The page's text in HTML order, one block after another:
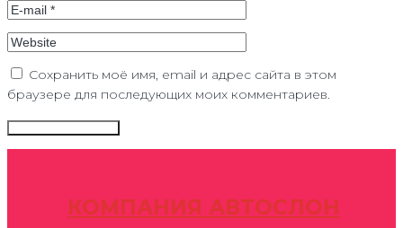
Сохранить моё имя, email и адрес сайта в этом
браузере для последующих моих комментариев.
КОМПАНИЯ АВТОСЛОН